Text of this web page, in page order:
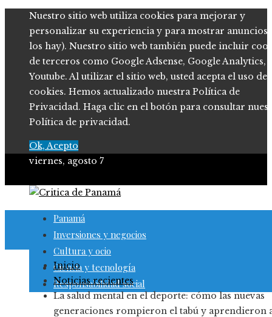
Nuestro sitio web utiliza cookies para mejorar y
personalizar su experiencia y para mostrar anuncios
los hay). Nuestro sitio web también puede incluir
de terceros como Google Adsense, Google Analytics,
Youtube. Al utilizar el sitio web, usted acepta el uso de
cookies. Hemos actualizado nuestra Política de
Privacidad. Haga clic en el botón para consultar
Política de privacidad.
Ok, Acepto
viernes, agosto 7
Panamá
Inversiones y negocios
Cultura y ocio
Ciencia y tecnología
Responsabilidad social
Inicio
Noticias recientes
La salud mental en el deporte: cómo las nuevas
generaciones rompieron el tabú y aprendieron